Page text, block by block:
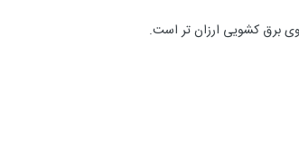
برق کشویی ارزان تر است.